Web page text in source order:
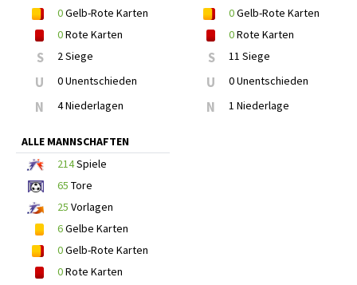
0Gelb-Rote Karten
0Rote Karten
S 2 Siege
U 0 Unentschieden
N 4 Niederlagen
0Gelb-Rote Karten
0Rote Karten
S 11 Siege
U 0 Unentschieden
N 1 Niederlage
ALLE MANNSCHAFTEN
214Spiele
65 Tore
25 Vorlagen
6Gelbe Karten
0Gelb-Rote Karten
0Rote Karten